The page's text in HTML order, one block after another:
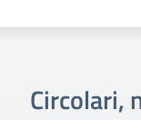
Circolari,